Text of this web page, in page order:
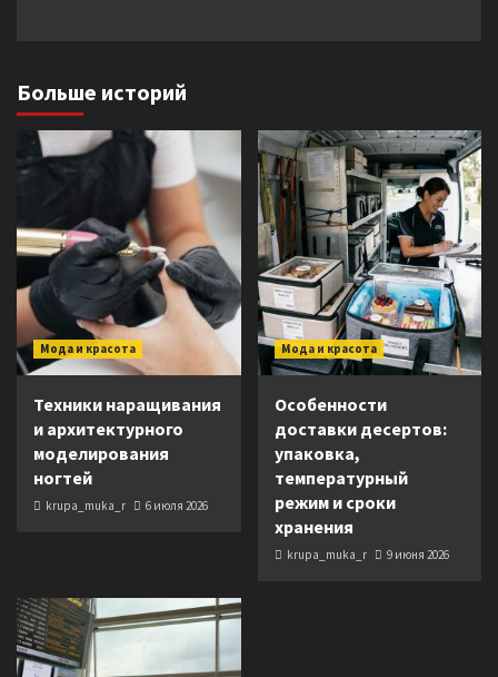
Больше историй
Мода и красота
Техники наращивания
и архитектурного
моделирования
ногтей
krupa_muka_r 6 июля 2026
Мода и красота
Особенности
доставки десертов:
упаковка,
температурный
режим и сроки
хранения
krupa_muka_r 9 июня 2026